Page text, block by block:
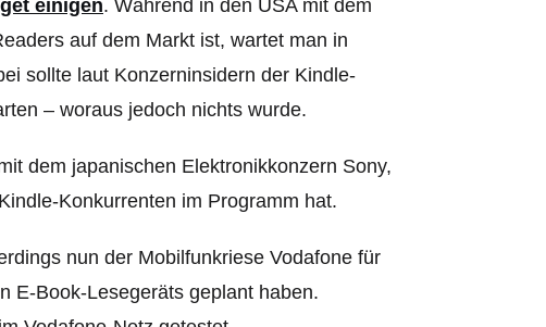
einigen. Während in den USA mit dem
auf dem Markt ist, wartet man in
sollte laut Konzerninsidern der Kindle-
– woraus jedoch nichts wurde.
dem japanischen Elektronikkonzern Sony,
Konkurrenten im Programm hat.
nun der Mobilfunkriese Vodafone für
E-Book-Lesegeräts geplant haben.